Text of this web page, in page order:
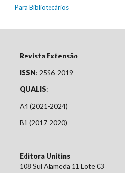
Para Bibliotecários
Revista Extensão
ISSN: 2596-2019
QUALIS:
A4 (2021-2024)
B1 (2017-2020)
Editora Unitins
108 Sul Alameda 11 Lote 03